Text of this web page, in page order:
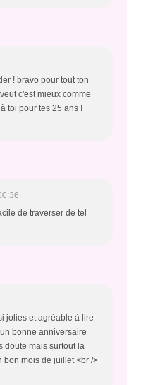
! bravo pour tout ton
c'est mieux comme
toi pour tes 25 ans !
de traverser de tel
jolies et agréable à lire
bonne anniversaire
doute mais surtout la
bon mois de juillet <br />